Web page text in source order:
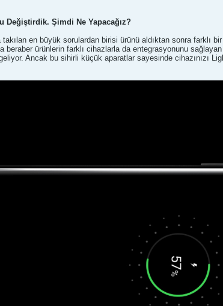
Değiştirdik. Şimdi Ne Yapacağız?
takılan en büyük sorulardan birisi ürünü aldıktan sonra farklı
beraber ürünlerin farklı cihazlarla da entegrasyonunu
Ancak bu sihirli küçük aparatlar sayesinde cihazınızı